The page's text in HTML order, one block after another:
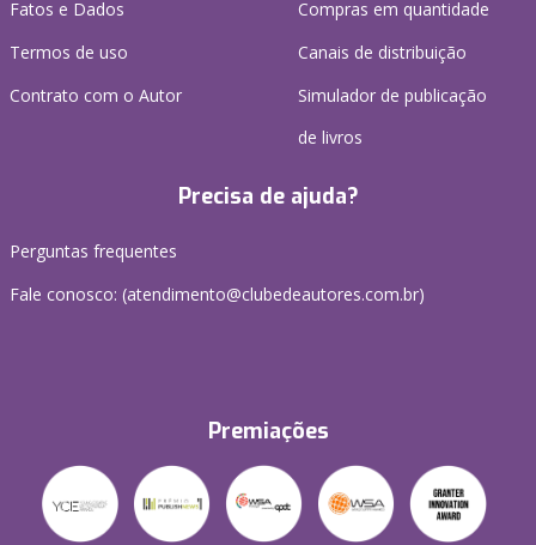
Fatos e Dados
Termos de uso
Contrato com o Autor
Compras em quantidade
Canais de distribuição
Simulador de publicação
de livros
Precisa de ajuda?
Perguntas frequentes
Fale conosco: (atendimento@clubedeautores.com.br)
Premiações